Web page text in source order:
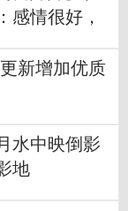
感情很好，
新增加优质
水中映倒影
地